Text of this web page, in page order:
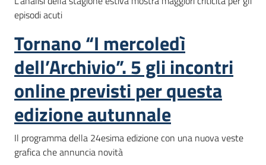
episodi acuti
Tornano “I mercoledì
dell’Archivio”. 5 gli incontri
online previsti per questa
edizione autunnale
Il programma della 24esima edizione con una nuova veste
grafica che annuncia novità